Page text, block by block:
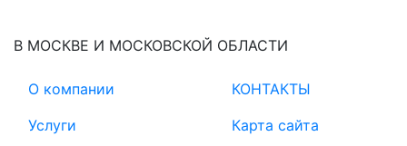
В МОСКВЕ И МОСКОВСКОЙ ОБЛАСТИ
О компании
Услуги
КОНТАКТЫ
Карта сайта